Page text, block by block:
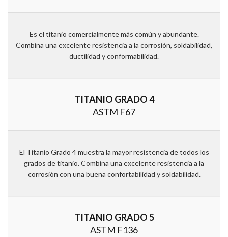
Es el titanio comercialmente más común y abundante.
Combina una excelente resistencia a la corrosión, soldabilidad,
ductilidad y conformabilidad.
TITANIO GRADO 4
ASTM F67
El Titanio Grado 4 muestra la mayor resistencia de todos los
grados de titanio. Combina una excelente resistencia a la
corrosión con una buena confortabilidad y soldabilidad.
TITANIO GRADO 5
ASTM F136